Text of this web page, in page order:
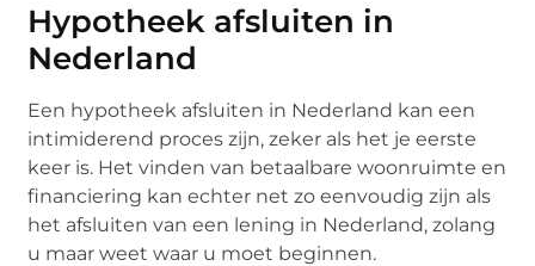
Hypotheek afsluiten in
Nederland
Een hypotheek afsluiten in Nederland kan een
intimiderend proces zijn, zeker als het je eerste
keer is. Het vinden van betaalbare woonruimte en
financiering kan echter net zo eenvoudig zijn als
het afsluiten van een lening in Nederland, zolang
u maar weet waar u moet beginnen.